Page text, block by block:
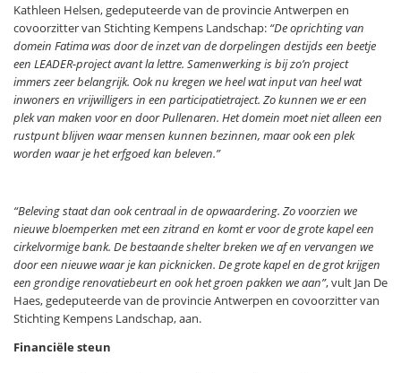
Kathleen Helsen, gedeputeerde van de provincie Antwerpen en
covoorzitter van Stichting Kempens Landschap: “De oprichting van
domein Fatima was door de inzet van de dorpelingen destijds een beetje
een LEADER-project avant la lettre. Samenwerking is bij zo’n project
immers zeer belangrijk. Ook nu kregen we heel wat input van heel wat
inwoners en vrijwilligers in een participatietraject. Zo kunnen we er een
plek van maken voor en door Pullenaren. Het domein moet niet alleen een
rustpunt blijven waar mensen kunnen bezinnen, maar ook een plek
worden waar je het erfgoed kan beleven.”
“Beleving staat dan ook centraal in de opwaardering. Zo voorzien we
nieuwe bloemperken met een zitrand en komt er voor de grote kapel een
cirkelvormige bank. De bestaande shelter breken we af en vervangen we
door een nieuwe waar je kan picknicken. De grote kapel en de grot krijgen
een grondige renovatiebeurt en ook het groen pakken we aan”, vult Jan De
Haes, gedeputeerde van de provincie Antwerpen en covoorzitter van
Stichting Kempens Landschap, aan.
Financiële steun